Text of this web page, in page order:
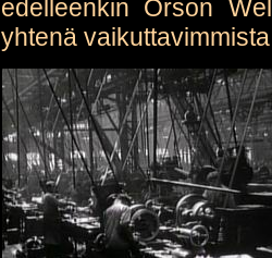
edelleenkin Orson
yhtenä